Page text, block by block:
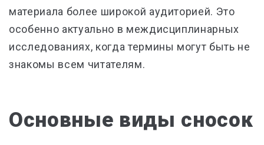
материала более широкой аудиторией. Это
особенно актуально в междисциплинарных
исследованиях, когда термины могут быть не
знакомы всем читателям.
Основные виды сносок